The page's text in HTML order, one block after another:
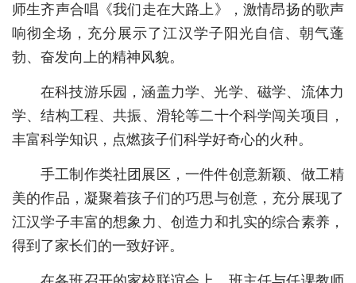
健康
悠游
相亲
汽车
房产
消费
创意
文化
师生齐声合唱《我们走在大路上》，激情昂扬的歌声
响彻全场，充分展示了江汉学子阳光自信、朝气蓬
勃、奋发向上的精神风貌。
在科技游乐园，涵盖力学、光学、磁学、流体力
学、结构工程、共振、滑轮等二十个科学闯关项目，
丰富科学知识，点燃孩子们科学好奇心的火种。
手工制作类社团展区，一件件创意新颖、做工精
美的作品，凝聚着孩子们的巧思与创意，充分展现了
江汉学子丰富的想象力、创造力和扎实的综合素养，
得到了家长们的一致好评。